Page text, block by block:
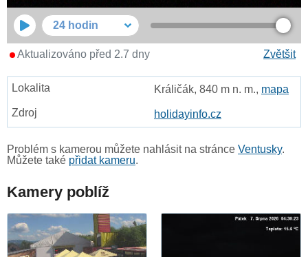
24 hodin
Zvětšit
Aktualizováno před 2.7 dny
Králičák, 840 m n. m., mapa
holidayinfo.cz
Problém s kamerou můžete nahlásit na stránce Ventusky.
Můžete také přidat kameru.
Kamery poblíž